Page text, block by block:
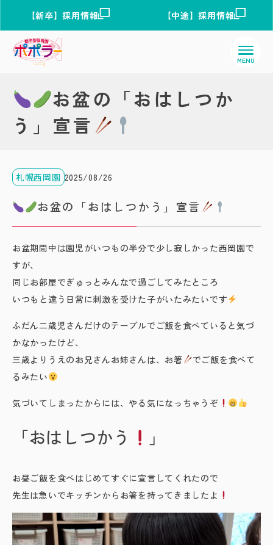
【新卒】採用情報 【中途】採用情報
お盆の「おはしつか
う」宣言
札幌西岡園 2025/08/26
お盆の「おはしつかう」宣言
お盆期間中は園児がいつもの半分で少し寂しかった西岡園で
すが、
同じお部屋でぎゅっとみんなで過ごしてみたところ
いつもと違う日常に刺激を受けた子がいたみたいです
ふだん二歳児さんだけのテーブルでご飯を食べていると気づ
かなかったけど、
三歳よりうえのお兄さんお姉さんは、お箸
でご飯を食べて
るみたい
気づいてしまったからには、やる気になっちゃうぞ
「おはしつかう 」
お昼ご飯を食べはじめてすぐに宣言してくれたので
先生は急いでキッチンからお箸を持ってきましたよ